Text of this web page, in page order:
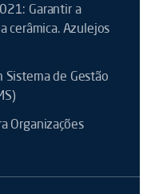
Garantir a
cerâmica. Azulejos
de Gestão
Organizações